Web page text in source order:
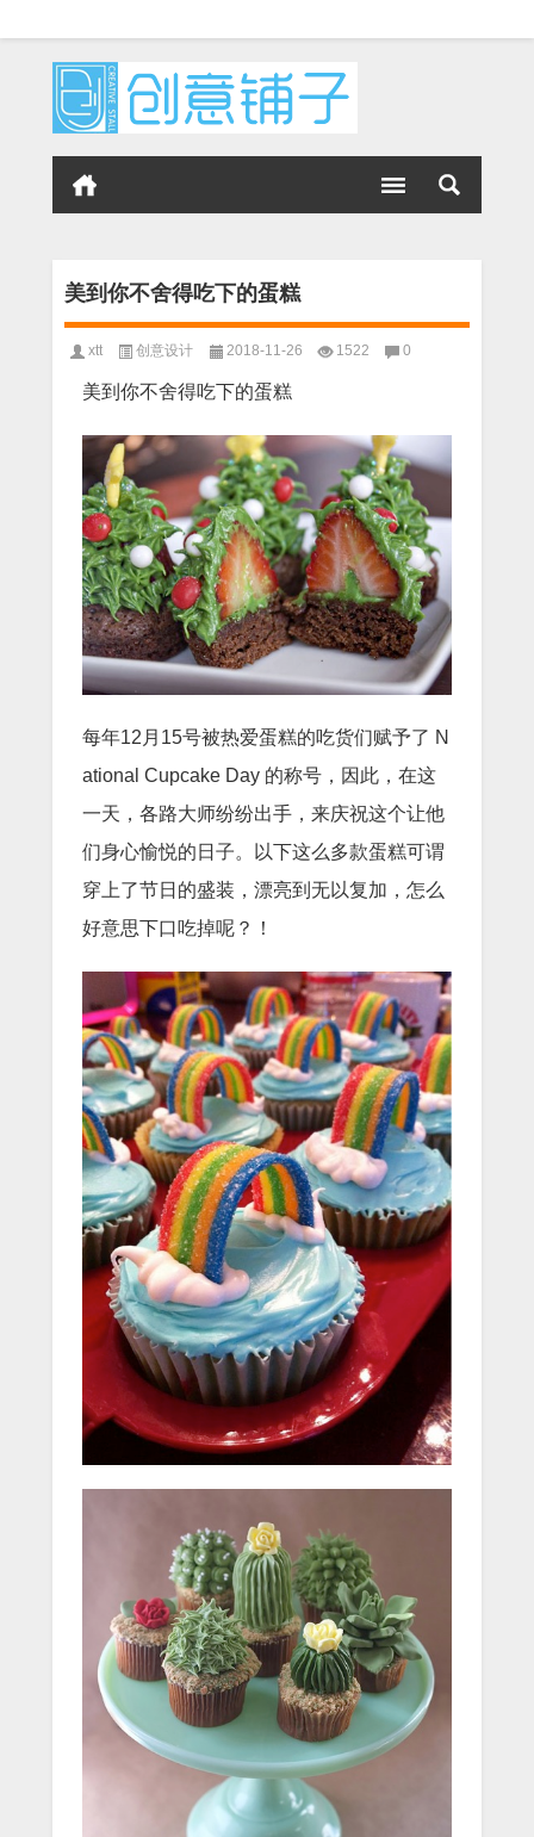
美到你不舍得吃下的蛋糕
xtt 创意设计 2018-11-26 1522 0
美到你不舍得吃下的蛋糕
每年12月15号被热爱蛋糕的吃货们赋予了 N
ational Cupcake Day 的称号，因此，在这
一天，各路大师纷纷出手，来庆祝这个让他
们身心愉悦的日子。以下这么多款蛋糕可谓
穿上了节日的盛装，漂亮到无以复加，怎么
好意思下口吃掉呢？！